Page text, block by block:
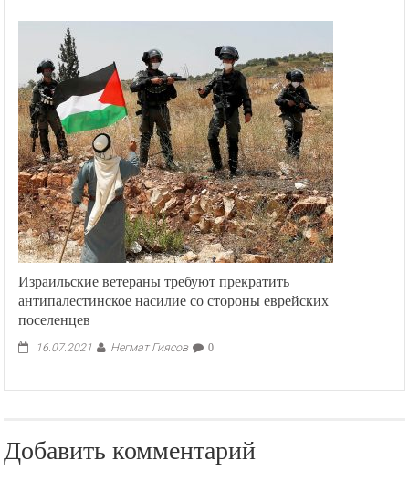
Израильские ветераны требуют прекратить
антипалестинское насилие со стороны еврейских
поселенцев
16.07.2021 Негмат Гиясов 0
Добавить комментарий